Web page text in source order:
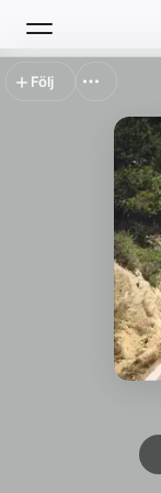
Topplistor
Följ